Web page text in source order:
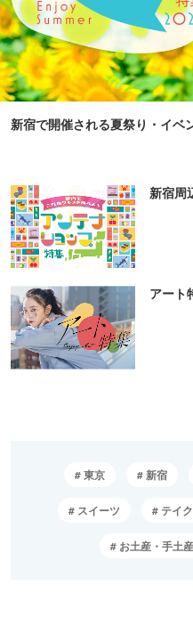
新宿で開催される夏祭り・イベ
新宿周
アート
東京 新宿
スイーツ テイ
お土産・手土産